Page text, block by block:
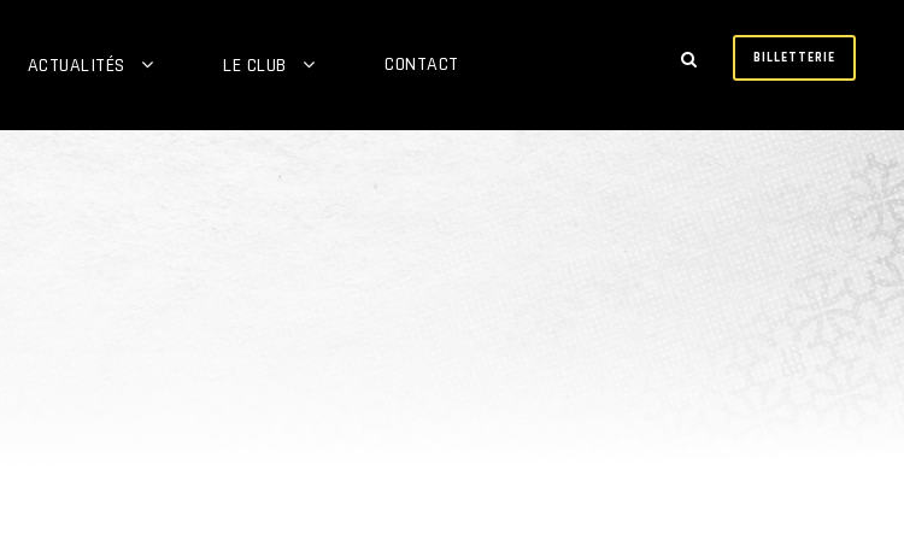
ACTUALITÉS LE CLUB CONTACT BILLETTERIE